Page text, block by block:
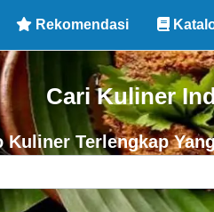
Rekomendasi
Cari Kuliner
Kuliner Terlengkap